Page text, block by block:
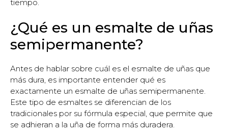
tiempo.
¿Qué es un esmalte de uñas
semipermanente?
Antes de hablar sobre cuál es el esmalte de uñas que
más dura, es importante entender qué es
exactamente un esmalte de uñas semipermanente.
Este tipo de esmaltes se diferencian de los
tradicionales por su fórmula especial, que permite que
se adhieran a la uña de forma más duradera.